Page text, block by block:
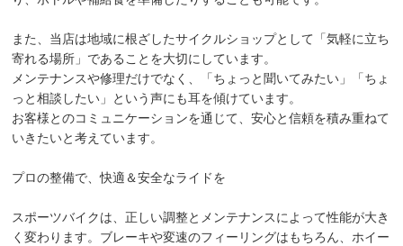
また、当店は地域に根ざしたサイクルショップとして「気軽に立ち
寄れる場所」であることを大切にしています。
メンテナンスや修理だけでなく、「ちょっと聞いてみたい」「ちょ
っと相談したい」という声にも耳を傾けています。
お客様とのコミュニケーションを通じて、安心と信頼を積み重ねて
いきたいと考えています。
プロの整備で、快適＆安全なライドを
スポーツバイクは、正しい調整とメンテナンスによって性能が大き
く変わります。ブレーキや変速のフィーリングはもちろん、ホイー